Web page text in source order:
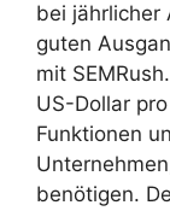
bei jährlicher
guten
mit
US-Dollar
Funktionen
benötigen.